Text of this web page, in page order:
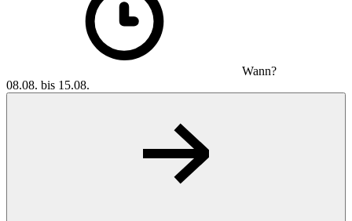
Wann?
08.08. bis 15.08.